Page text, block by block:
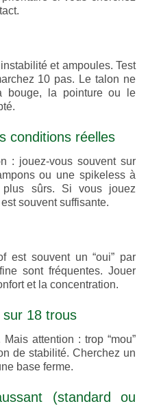
et ampoules. Test
10 pas. Le talon ne
bouge, la pointure ou le
conditions réelles
: jouez-vous souvent sur
ou une spikeless à
plus sûrs. Si vous jouez
souvent suffisante.
est souvent un “oui” par
sont fréquentes. Jouer
et la concentration.
18 trous
attention : trop “mou”
de stabilité. Cherchez un
base ferme.
(standard ou